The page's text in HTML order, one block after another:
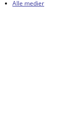
Alle medier